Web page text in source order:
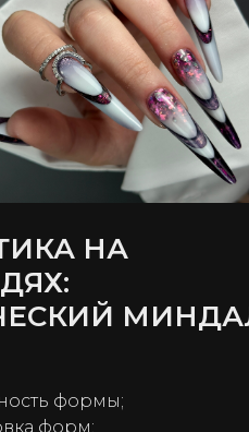
НА
формы;
форм;